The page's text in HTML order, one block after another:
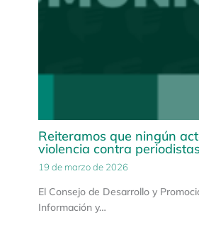
Reiteramos que ningún
violencia contra
19 de marzo de 2026
El Consejo de Desarrollo y
Información y…